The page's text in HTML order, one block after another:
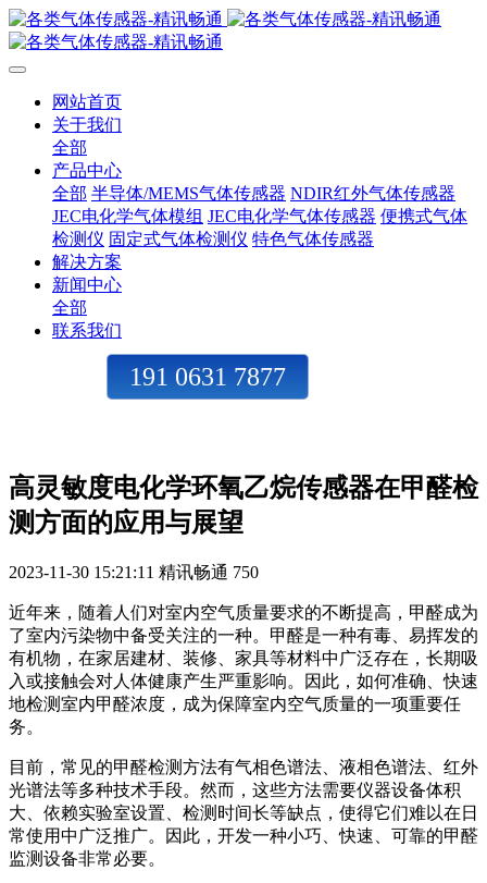
网站首页
关于我们
全部
产品中心
全部 半导体/MEMS气体传感器 NDIR红外气体传感器
JEC电化学气体模组 JEC电化学气体传感器 便携式气体
检测仪 固定式气体检测仪 特色气体传感器
解决方案
新闻中心
全部
联系我们
191 0631 7877
高灵敏度电化学环氧乙烷传感器在甲醛检
测方面的应用与展望
2023-11-30 15:21:11 精讯畅通 750
近年来，随着人们对室内空气质量要求的不断提高，甲醛成为
了室内污染物中备受关注的一种。甲醛是一种有毒、易挥发的
有机物，在家居建材、装修、家具等材料中广泛存在，长期吸
入或接触会对人体健康产生严重影响。因此，如何准确、快速
地检测室内甲醛浓度，成为保障室内空气质量的一项重要任
务。
目前，常见的甲醛检测方法有气相色谱法、液相色谱法、红外
光谱法等多种技术手段。然而，这些方法需要仪器设备体积
大、依赖实验室设置、检测时间长等缺点，使得它们难以在日
常使用中广泛推广。因此，开发一种小巧、快速、可靠的甲醛
监测设备非常必要。